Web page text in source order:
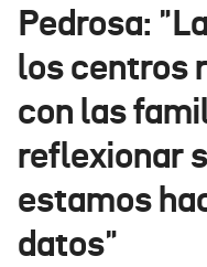
Pedrosa:
los centros
con las
reflexionar
estamos
datos"